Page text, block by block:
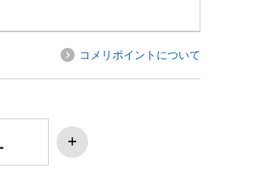
コメリポイントについて